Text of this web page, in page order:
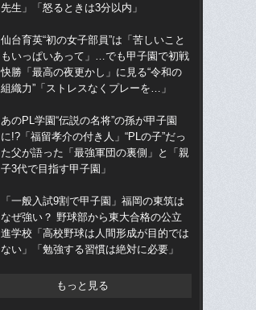
先生」「怒るときは3分以内」
仙台育英“初の女子部員”は「苦しいこと
もいっぱいあって」…でも甲子園で初戦
快勝「最高の夜更かし」に見る“令和の
組織力”「ストレスなくプレーを…」
あのPL学園“伝説の名将”の孫が甲子園
に!?「福留孝介の付き人」“PLの子”だっ
た父が語った「最強軍団の裏側」と「親
子3代で目指す甲子園」
「一般入試9割で甲子園」福岡の東筑は
なぜ強い？ 野球部から東大合格の公立
進学校「高校野球は人間形成が目的では
ない」「勉強する習慣は絶対に必要」
もっと見る